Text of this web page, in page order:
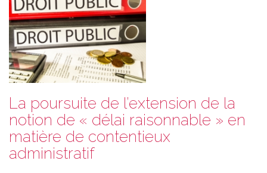
La poursuite de l’extension de la
notion de « délai raisonnable » en
matière de contentieux
administratif